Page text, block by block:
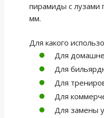
пирамиды с
мм.
Для какого
Для
Для
Для
Для
Для замены